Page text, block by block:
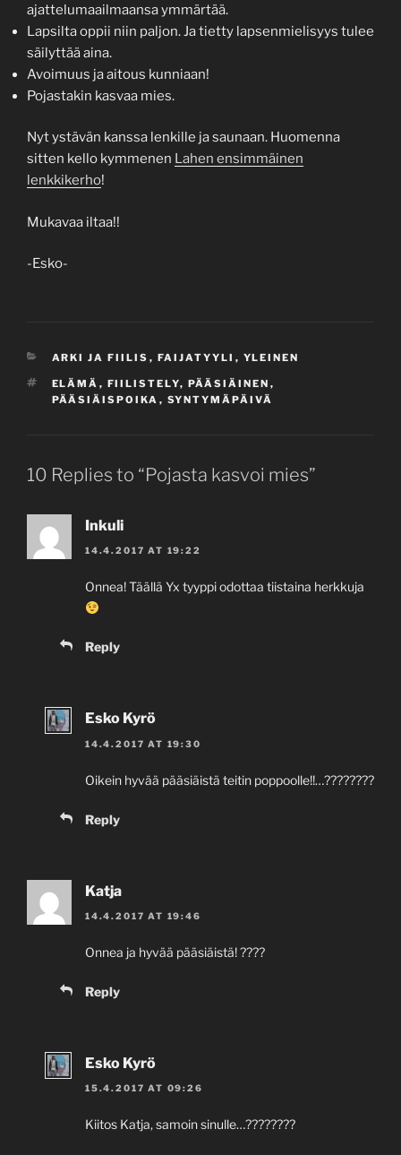
ajattelumaailmaansa ymmärtää.
Lapsilta oppii niin paljon. Ja tietty lapsenmielisyys tulee
säilyttää aina.
Avoimuus ja aitous kunniaan!
Pojastakin kasvaa mies.
Nyt ystävän kanssa lenkille ja saunaan. Huomenna
sitten kello kymmenen Lahen ensimmäinen
lenkkikerho!
Mukavaa iltaa!!
-Esko-
CATEGORIES
ARKI JA FIILIS , FAIJATYYLI , YLEINEN
TAGS
ELÄMÄ , FIILISTELY, PÄÄSIÄINEN ,
PÄÄSIÄISPOIKA , SYNTYMÄPÄIVÄ
10 Replies to “Pojasta kasvoi mies”
Inkuli
14.4.2017 AT 19:22
Onnea! Täällä Yx tyyppi odottaa tiistaina herkkuja
Reply
Esko Kyrö
14.4.2017 AT 19:30
Oikein hyvää pääsiäistä teitin poppoolle!!…????????
Reply
Katja
14.4.2017 AT 19:46
Onnea ja hyvää pääsiäistä! ????
Reply
Esko Kyrö
15.4.2017 AT 09:26
Kiitos Katja, samoin sinulle…????????